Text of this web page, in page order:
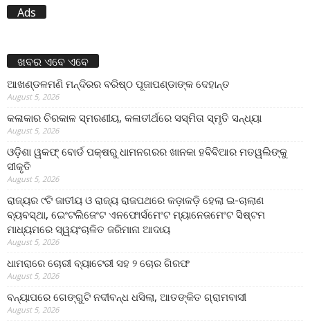
Ads
ଖବର ଏବେ ଏବେ
ଆଖଣ୍ଡଳମଣି ମନ୍ଦିରର ବରିଷ୍ଠ ପୂଜାପଣ୍ଡାଙ୍କ ଦେହାନ୍ତ
August 5, 2026
କଳାକାର ଚିରକାଳ ସ୍ମରଣୀୟ, କଳାତୀର୍ଥରେ ସସ୍ମିତା ସ୍ମୃତି ସନ୍ଧ୍ୟା
August 5, 2026
ଓଡ଼ିଶା ୱକଫ୍ ବୋର୍ଡ ପକ୍ଷରୁ ଧାମନଗରର ଖାନକା ହବିବିଆର ମତୱଲିଙ୍କୁ
ସୀକୃତି
August 5, 2026
ରାଜ୍ୟର ୯ଟି ଜାତୀୟ ଓ ରାଜ୍ୟ ରାଜପଥରେ କଡ଼ାକଡ଼ି ହେଲା ଇ-ଚାଲାଣ
ବ୍ୟବସ୍ଥା, ଇେଂଟଲିଜେଂଟ ଏନଫୋର୍ସମେଂଟ ମ୍ୟାନେଜମେଂଟ ସିଷ୍ଟମ
ମାଧ୍ୟମରେ ସ୍ୱୟଂଚାଳିତ ଜରିମାନା ଆଦାୟ
August 5, 2026
ଧାମରାରେ ଚୋରୀ ବ୍ୟାଟେରୀ ସହ ୨ ଚୋର ଗିରଫ
August 5, 2026
ବନ୍ୟାପରେ ଗେଙ୍ଗୁଟି ନଦୀବନ୍ଧ ଧସିଲା, ଆତଙ୍କିତ ଗ୍ରାମବାସୀ
August 5, 2026